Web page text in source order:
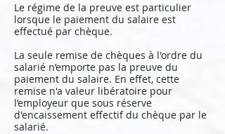
Le régime de la preuve est particulier
lorsque le paiement du salaire est
effectué par chèque.
La seule remise de chèques à l'ordre du
salarié n’emporte pas la preuve du
paiement du salaire. En effet, cette
remise n'a valeur libératoire pour
l’employeur que sous réserve
d'encaissement effectif du chèque par le
salarié.